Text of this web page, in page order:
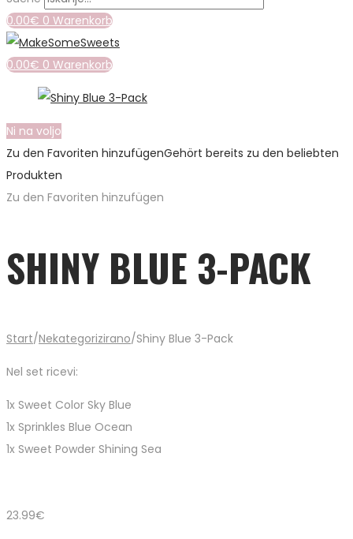
0.00€ 0 Warenkorb
0.00€ 0 Warenkorb
Ni na voljo
Zu den Favoriten hinzufügenGehört bereits zu den beliebten
Produkten
Zu den Favoriten hinzufügen
SHINY BLUE 3-PACK
Start/Nekategorizirano/Shiny Blue 3-Pack
Nel set ricevi:
1x Sweet Color Sky Blue
1x Sprinkles Blue Ocean
1x Sweet Powder Shining Sea
23.99€